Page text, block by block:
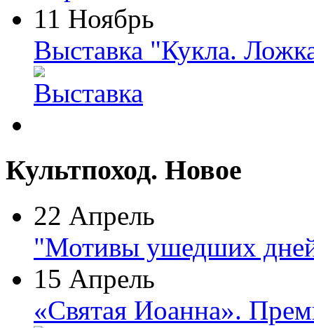
11 Ноябрь
Выставка "Кукла.
Культпоход. Новое
22 Апрель
"Мотивы ушедших
15 Апрель
«Святая Иоанна».